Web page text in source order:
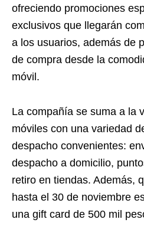
ofreciendo promociones
exclusivos que llegarán
a los usuarios, además de
de compra desde la
móvil.
La compañía se suma a la
móviles con una variedad
despacho convenientes:
despacho a domicilio,
retiro en tiendas. Además,
hasta el 30 de noviembre
una gift card de 500 mil